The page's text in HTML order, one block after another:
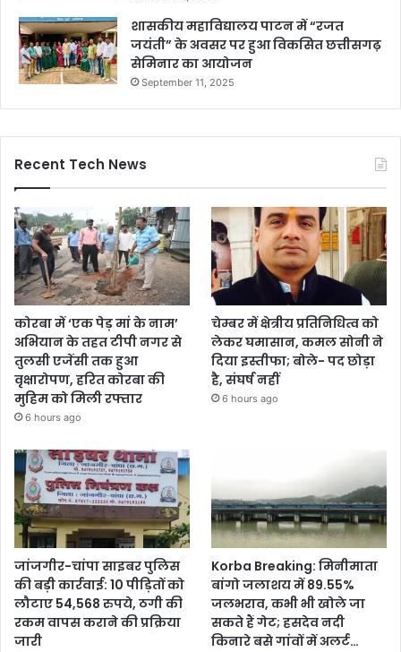
शासकीय महाविद्यालय पाटन में “रजत
जयंती” के अवसर पर हुआ विकसित छत्तीसगढ़
सेमिनार का आयोजन
September 11, 2025
Recent Tech News
कोरबा में ‘एक पेड़ मां के नाम’
अभियान के तहत टीपी नगर से
तुलसी एजेंसी तक हुआ
वृक्षारोपण, हरित कोरबा की
मुहिम को मिली रफ्तार
6 hours ago
चेम्बर में क्षेत्रीय प्रतिनिधित्व को
लेकर घमासान, कमल सोनी ने
दिया इस्तीफा; बोले- पद छोड़ा
है, संघर्ष नहीं
6 hours ago
जांजगीर-चांपा साइबर पुलिस
की बड़ी कार्रवाई: 10 पीड़ितों को
लौटाए 54,568 रुपये, ठगी की
रकम वापस कराने की प्रक्रिया
जारी
Korba Breaking: मिनीमाता
बांगो जलाशय में 89.55%
जलभराव, कभी भी खोले जा
सकते हैं गेट; हसदेव नदी
किनारे बसे गांवों में अलर्ट…